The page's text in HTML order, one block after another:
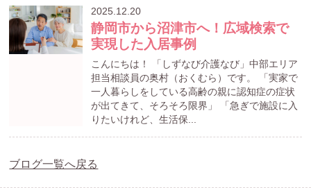
2025.12.20
静岡市から沼津市へ！広域検索で
実現した入居事例
こんにちは！ 「しずなび介護なび」中部エリア
担当相談員の奥村（おくむら）です。 「実家で
一人暮らしをしている高齢の親に認知症の症状
が出てきて、そろそろ限界」 「急ぎで施設に入
りたいけれど、生活保...
ブログ一覧へ戻る